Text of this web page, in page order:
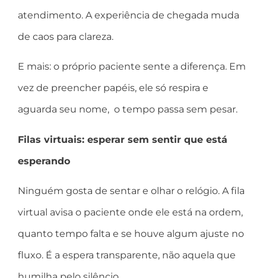
atendimento. A experiência de chegada muda
de caos para clareza.
E mais: o próprio paciente sente a diferença. Em
vez de preencher papéis, ele só respira e
aguarda seu nome, o tempo passa sem pesar.
Filas virtuais: esperar sem sentir que está
esperando
Ninguém gosta de sentar e olhar o relógio. A fila
virtual avisa o paciente onde ele está na ordem,
quanto tempo falta e se houve algum ajuste no
fluxo. É a espera transparente, não aquela que